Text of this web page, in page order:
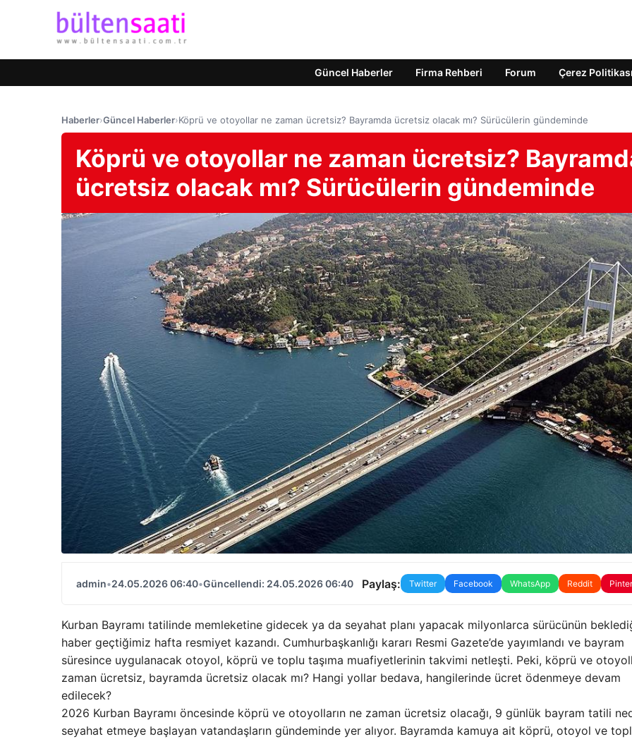
Güncel Haberler Firma Rehberi Forum Çerez Politikası
Haberler›Güncel Haberler›Köprü ve otoyollar ne zaman ücretsiz? Bayramda ücretsiz olacak mı? Sürücülerin gündeminde
Köprü ve otoyollar ne zaman ücretsiz?
ücretsiz olacak mı? Sürücülerin gündeminde
admin•24.05.2026 06:40•Güncellendi: 24.05.2026 06:40 Paylaş: Twitter Facebook WhatsApp Reddit
Kurban Bayramı tatilinde memleketine gidecek ya da seyahat planı yapacak milyonlarca sürücünün
haber geçtiğimiz hafta resmiyet kazandı. Cumhurbaşkanlığı kararı Resmi Gazete’de yayımlandı ve bayram
süresince uygulanacak otoyol, köprü ve toplu taşıma muafiyetlerinin takvimi netleşti. Peki, köprü ve
zaman ücretsiz, bayramda ücretsiz olacak mı? Hangi yollar bedava, hangilerinde ücret ödenmeye devam
edilecek?
2026 Kurban Bayramı öncesinde köprü ve otoyolların ne zaman ücretsiz olacağı, 9 günlük bayram tatili
seyahat etmeye başlayan vatandaşların gündeminde yer alıyor. Bayramda kamuya ait köprü, otoyol ve